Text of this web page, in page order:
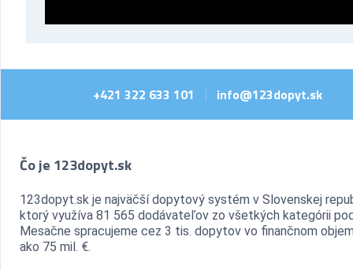
+421 322 633 101 info@123dopyt.sk
Čo je 123dopyt.sk
123dopyt.sk je najväčší dopytový systém v Slovenskej
ktorý využíva 81 565 dodávateľov zo všetkých kategórii
Mesačne spracujeme cez 3 tis. dopytov vo finančnom
ako 75 mil. €.